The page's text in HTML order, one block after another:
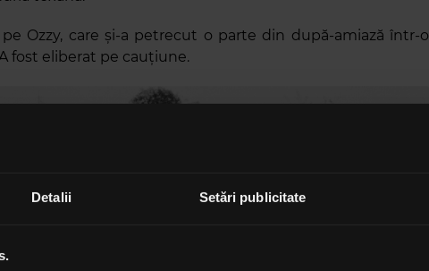
Detalii Setări publicitate
Ozzy, care și-a petrecut o parte din după-amiază într-o
fost eliberat pe cauțiune.